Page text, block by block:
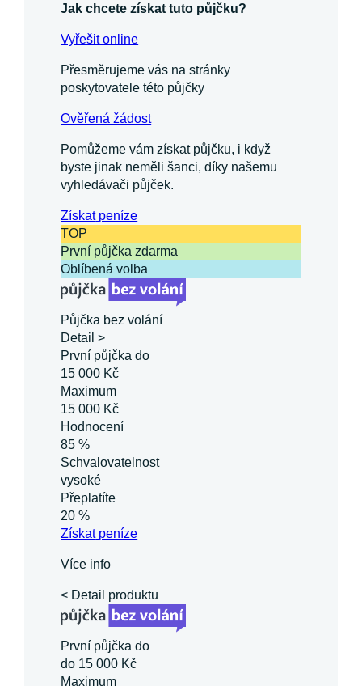
Jak chcete získat tuto půjčku?
Vyřešit online
Přesměrujeme vás na stránky
poskytovatele této půjčky
Ověřená žádost
Pomůžeme vám získat půjčku, i když
byste jinak neměli šanci, díky našemu
vyhledávači půjček.
Získatpeníze
TOP
První půjčka zdarma
Oblíbená volba
Půjčka bez volání
Detail >
První půjčka do
15 000 Kč
Maximum
15 000 Kč
Hodnocení
85 %
Schvalovatelnost
vysoké
Přeplatíte
20 %
Získatpeníze
Více info
< Detail produktu
První půjčka do
do 15 000 Kč
Maximum